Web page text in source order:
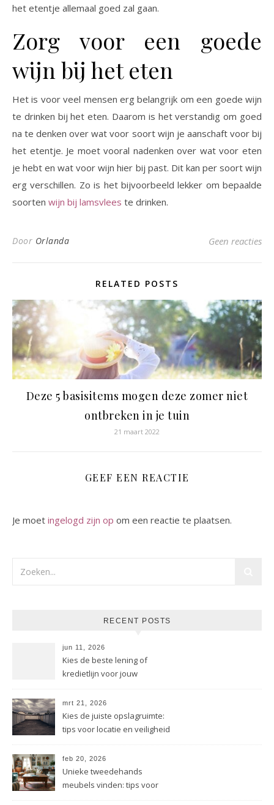
het etentje allemaal goed zal gaan.
Zorg voor een goede
wijn bij het eten
Het is voor veel mensen erg belangrijk om een goede wijn
te drinken bij het eten. Daarom is het verstandig om goed
na te denken over wat voor soort wijn je aanschaft voor bij
het etentje. Je moet vooral nadenken over wat voor eten
je hebt en wat voor wijn hier bij past. Dit kan per soort wijn
erg verschillen. Zo is het bijvoorbeeld lekker om bepaalde
soorten wijn bij lamsvlees te drinken.
Door Orlanda Geen reacties
RELATED POSTS
Deze 5 basisitems mogen deze zomer niet
ontbreken in je tuin
21 maart 2022
GEEF EEN REACTIE
Je moet ingelogd zijn op om een reactie te plaatsen.
RECENT POSTS
jun 11, 2026
Kies de beste lening of
kredietlijn voor jouw
mrt 21, 2026
Kies de juiste opslagruimte:
tips voor locatie en veiligheid
feb 20, 2026
Unieke tweedehands
meubels vinden: tips voor